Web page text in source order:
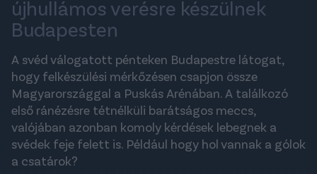
újhullámos verésre készülnek
Budapesten
A svéd válogatott pénteken Budapestre látogat,
hogy felkészülési mérkőzésen csapjon össze
Magyarországgal a Puskás Arénában. A találkozó
első ránézésre tétnélküli barátságos meccs,
valójában azonban komoly kérdések lebegnek a
svédek feje felett is. Például hogy hol vannak a gólok
a csatárok?